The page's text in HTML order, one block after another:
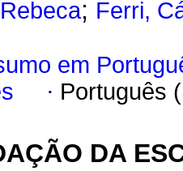
; Ferri,
em
· Português
DA